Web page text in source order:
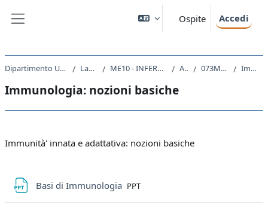
Ospite Accedi
Dipartimento Universitario Clinico di Scienze mediche, chirurgiche e della salute Laurea triennale (DM270) ME10 - INFERMIERISTICA (ABILITANTE ALLA PROFESSIONE SANITARIA DI INFERMIERE) A.A. 2019 - 2020 073ME-2 - PATOLOGIA CLINICA 2019 Immunologia: nozioni basiche
Immunologia: nozioni basiche
Schema della sezione
Immunità' innata e adattativa: nozioni basiche
Basi di Immunologia File
PPT